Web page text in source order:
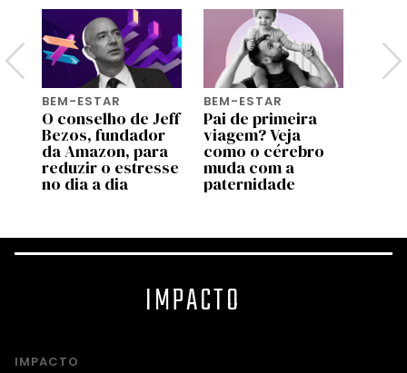
BEM-ESTAR
O conselho de Jeff
Bezos, fundador
da Amazon, para
reduzir o estresse
no dia a dia
BEM-ESTAR
Pai de primeira
viagem? Veja
como o cérebro
muda com a
paternidade
IMPACTO
IMPACTO